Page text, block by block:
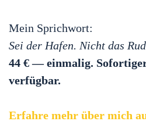
Mein Sprichwort:
Sei der Hafen. Nicht das
44 € — einmalig.
verfügbar.
Erfahre mehr über mich